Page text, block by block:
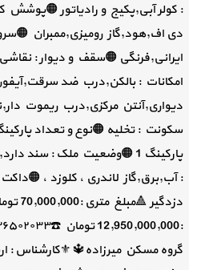
: کولر آبی,پکیج و رادیاتور
دی اف,هود,گاز رومیزی,ممبران
ایرانی,فرنگی 🟠سقف و دیوار :
امکانات : بالکن,درب ضد
دیواری,آنتن مرکزی,درب ریموت
سکونت : تخلیه 🟠نوع و تعداد
: آب,برق,گاز لاندری ، کلوزد ،
دزدگیر
گروه مسکن میرزاده🔱 ⚜️کارشناس :